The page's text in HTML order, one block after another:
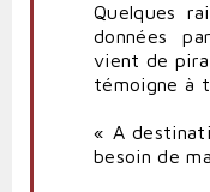
Quelques
données
vient de
témoigne à
« A
besoin de